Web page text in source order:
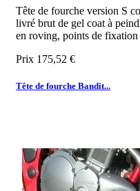
Tête de fourche version S
livré brut de gel coat à
en roving, points de fixation
Prix 175,52 €
Tête de fourche Bandit...